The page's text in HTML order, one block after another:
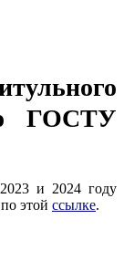
ГОСТУ
и 2024 году
этой ссылке.